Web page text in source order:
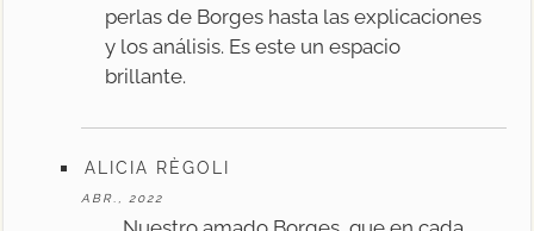
perlas de Borges hasta las explicaciones
y los análisis. Es este un espacio
brillante.
ALICIA RÈGOLI
ABR., 2022